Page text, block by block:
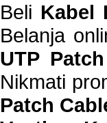
Beli Kabel
Belanja
UTP
Nikmati
Patch